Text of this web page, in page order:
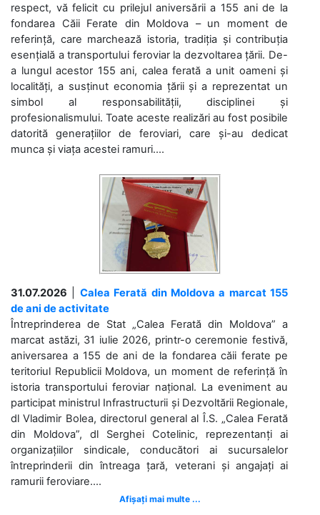
respect, vă felicit cu prilejul aniversării a 155 ani de la
fondarea Căii Ferate din Moldova – un moment de
referință, care marchează istoria, tradiția și contribuția
esențială a transportului feroviar la dezvoltarea țării. De-
a lungul acestor 155 ani, calea ferată a unit oameni și
localități, a susținut economia țării și a reprezentat un
simbol al responsabilității, disciplinei și
profesionalismului. Toate aceste realizări au fost posibile
datorită generațiilor de feroviari, care și-au dedicat
munca și viața acestei ramuri....
31.07.2026
Calea Ferată din Moldova a marcat 155
de ani de activitate
Întreprinderea de Stat „Calea Ferată din Moldova” a
marcat astăzi, 31 iulie 2026, printr-o ceremonie festivă,
aniversarea a 155 de ani de la fondarea căii ferate pe
teritoriul Republicii Moldova, un moment de referință în
istoria transportului feroviar național. La eveniment au
participat ministrul Infrastructurii și Dezvoltării Regionale,
dl Vladimir Bolea, directorul general al Î.S. „Calea Ferată
din Moldova”, dl Serghei Cotelinic, reprezentanți ai
organizațiilor sindicale, conducători ai sucursalelor
întreprinderii din întreaga țară, veterani și angajați ai
ramurii feroviare....
Afișați mai multe ...